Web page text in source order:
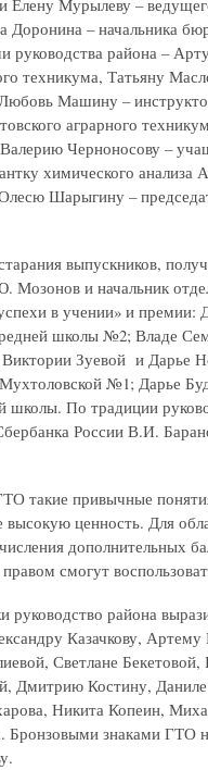
Елену Мурылеву –
Доронина – начальника
руководства района –
техникума, Татьяну
Машину –
аграрного
Черноносову –
химического
Шарыгину –
выпускников,
Мозонов и начальник
в учении» и
школы №2; Владе
Зуевой и Дарье
№1; Дарье
школы. По традиции
России В.И.
такие привычные
высокую ценность. Для
дополнительных
смогут
руководство района
Казачкову,
Светлане
Дмитрию Костину,
Никита Копеин,
Бронзовыми знаками ГТО